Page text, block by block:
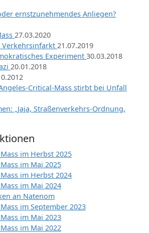
ernstzunehmendes Anliegen?
27.03.2020
Verkehrsinfarkt 21.07.2019
Experiment 30.03.2018
20.01.2018
Critical-Mass stirbt bei Unfall
„Jaja, Straßenverkehrs-Ordnung,
im Herbst 2025
im Mai 2025
im Herbst 2024
im Mai 2024
an Natenom
im September 2023
im Mai 2023
im Mai 2022